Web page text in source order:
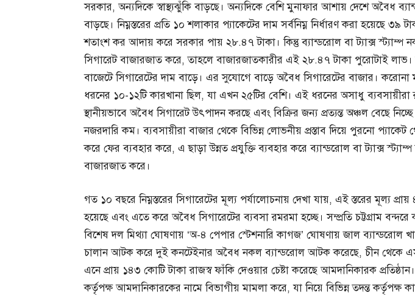
সরকার, অন্যদিকে স্বাস্থ্যঝুঁকি বাড়ছে। অন্যদিকে বেশি মুনাফার আশায় দেশে অবৈধ
বাড়ছে। নিম্নস্তরের প্রতি ১০ শলাকার প্যাকেটের দাম সর্বনিম্ন নির্ধারণ করা হয়েছে ৩৯
শতাংশ কর আদায় করে সরকার পায় ২৮.৪৭ টাকা। কিন্তু ব্যান্ডরোল বা ট্যাক্স স্ট্যাম্প
সিগারেট বাজারজাত করে, তাহলে বাজারজাতকারীর এই ২৮.৪৭ টাকা পুরোটাই লাভ।
বাজেটে সিগারেটের দাম বাড়ে। এর সুযোগে বাড়ে অবৈধ সিগারেটের বাজার।
ধরনের ১০-১২টি কারখানা ছিল, যা এখন ২৫টির বেশি। এই ধরনের অসাধু ব্যবসায়ীরা
স্থানীয়ভাবে অবৈধ সিগারেট উৎপাদন করছে এবং বিক্রির জন্য প্রত্যন্ত অঞ্চল বেছে
নজরদারি কম। ব্যবসায়ীরা বাজার থেকে বিভিন্ন লোভনীয় প্রস্তাব দিয়ে পুরনো প্যাকেট
করে ফের ব্যবহার করে, এ ছাড়া উন্নত প্রযুক্তি ব্যবহার করে ব্যান্ডরোল বা ট্যাক্স
বাজারজাত করে।
গত ১০ বছরে নিম্নস্তরের সিগারেটের মূল্য পর্যালোচনায় দেখা যায়, এই স্তরের মূল্য
হয়েছে এবং এতে করে অবৈধ সিগারেটের ব্যবসা রমরমা হচ্ছে। সম্প্রতি চট্টগ্রাম
বিশেষ দল মিথ্যা ঘোষণায় ‘অ-৪ পেপার স্টেশনারি কাগজ’ ঘোষণায় জাল ব্যান্ডরোল
চালান আটক করে দুই কনটেইনার অবৈধ নকল ব্যান্ডরোল আটক করেছে, চীন থেকে
এনে প্রায় ১৪৩ কোটি টাকা রাজস্ব ফাঁকি দেওয়ার চেষ্টা করেছে আমদানিকারক
কর্তৃপক্ষ আমদানিকারকের নামে বিভাগীয় মামলা করে, যা নিয়ে বিভিন্ন তদন্ত কর্তৃপক্ষ